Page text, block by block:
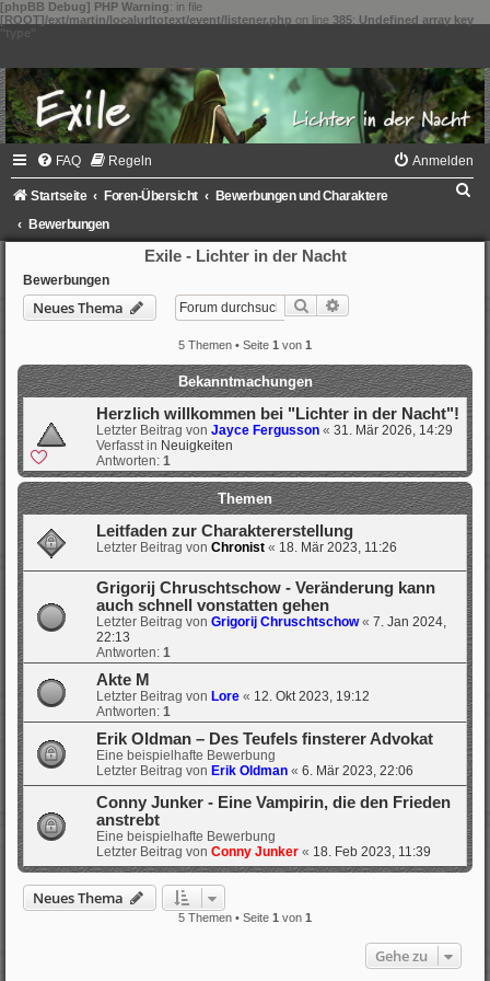
[phpBB Debug] PHP Warning: in file
[ROOT]/ext/martin/localurltotext/event/listener.php on line 385: Undefined array key
FAQ Regeln Anmelden
Startseite Foren-Übersicht
Bewerbungen und Charaktere
Bewerbungen
Exile - Lichter in der Nacht
Bewerbungen
Neues Thema Suche
5 Themen • Seite 1 von 1
Bekanntmachungen
Herzlich willkommen bei "Lichter in der Nacht"!
Letzter Beitrag von Jayce Fergusson « 31. Mär 2026, 14:29
Verfasst in Neuigkeiten
Antworten: 1
Themen
Leitfaden zur Charaktererstellung
Letzter Beitrag von Chronist « 18. Mär 2023, 11:26
Grigorij Chruschtschow - Veränderung kann
auch schnell vonstatten gehen
Letzter Beitrag von Grigorij Chruschtschow« 7. Jan 2024,
22:13
Antworten: 1
Akte M
Letzter Beitrag von Lore « 12. Okt 2023, 19:12
Antworten: 1
Erik Oldman – Des Teufels finsterer Advokat
Eine beispielhafte Bewerbung
Letzter Beitrag von Erik Oldman « 6. Mär 2023, 22:06
Conny Junker - Eine Vampirin, die den Frieden
anstrebt
Eine beispielhafte Bewerbung
Letzter Beitrag von Conny Junker « 18. Feb 2023, 11:39
Neues Thema
5 Themen • Seite 1 von 1
Gehe zu